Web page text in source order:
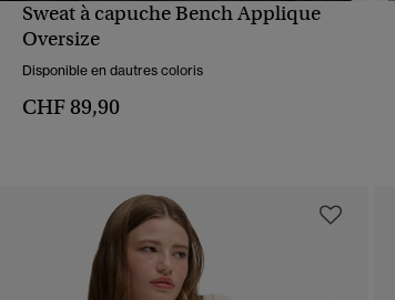
Sweat à capuche Bench Applique
Oversize
Disponible en dautres coloris
CHF 89,90